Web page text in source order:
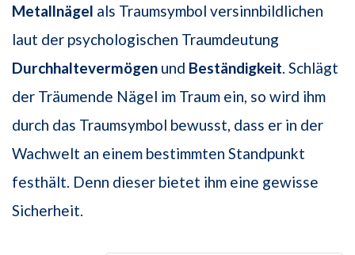
Metallnägel als Traumsymbol versinnbildlichen
laut der psychologischen Traumdeutung
Durchhaltevermögen und Beständigkeit. Schlägt
der Träumende Nägel im Traum ein, so wird ihm
durch das Traumsymbol bewusst, dass er in der
Wachwelt an einem bestimmten Standpunkt
festhält. Denn dieser bietet ihm eine gewisse
Sicherheit.